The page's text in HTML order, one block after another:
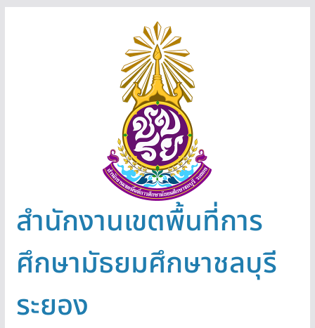
สำนักงานเขตพื้นที่การ
ศึกษามัธยมศึกษาชลบุรี
ระยอง